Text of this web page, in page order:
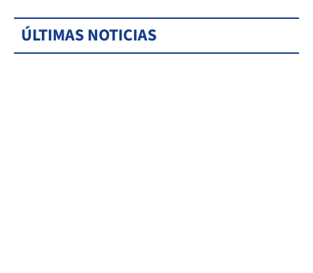
ÚLTIMAS NOTICIAS